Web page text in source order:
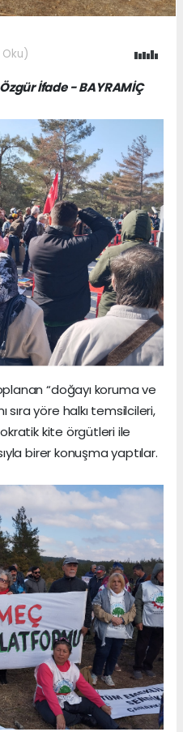
İfade - BAYRAMİÇ
“doğayı koruma ve
sıra yöre halkı temsilcileri,
kite örgütleri ile
birer konuşma yaptılar.